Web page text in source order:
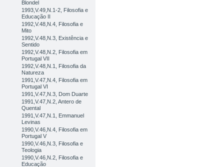
Blondel
1993,V.49,N.1-2, Filosofia e
Educação II
1992,V.48,N.4, Filosofia e
Mito
1992,V.48,N.3, Existência e
Sentido
1992,V.48,N.2, Filosofia em
Portugal VII
1992,V.48,N.1, Filosofia da
Natureza
1991,V.47,N.4, Filosofia em
Portugal VI
1991,V.47,N.3, Dom Duarte
1991,V.47,N.2, Antero de
Quental
1991,V.47,N.1, Emmanuel
Levinas
1990,V.46,N.4, Filosofia em
Portugal V
1990,V.46,N.3, Filosofia e
Teologia
1990,V.46,N.2, Filosofia e
Educação